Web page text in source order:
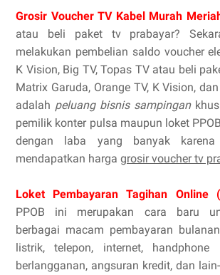
Grosir Voucher TV Kabel Murah
atau beli paket tv prabayar?
melakukan pembelian saldo voucher
K Vision, Big TV, Topas TV atau beli
Matrix Garuda, Orange TV, K Vision,
adalah peluang bisnis sampingan
pemilik konter pulsa maupun loket
dengan laba yang banyak
mendapatkan harga grosir voucher tv
Loket Pembayaran Tagihan Online
PPOB ini merupakan cara baru
berbagai macam pembayaran
listrik, telepon, internet, handphone
berlangganan, angsuran kredit, dan